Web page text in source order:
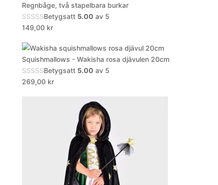
Regnbåge, två stapelbara burkar
Betygsatt 5.00 av 5
149,00 kr
Squishmallows - Wakisha rosa djävulen 20cm
Betygsatt 5.00 av 5
269,00 kr